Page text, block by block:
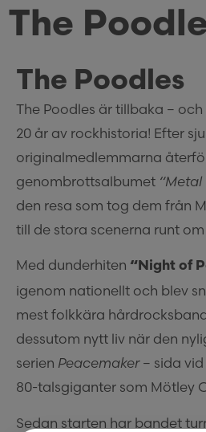
The
The Poodles
The Poodles är tillbaka –
20 år av rockhistoria! Efter
originalmedlemmarna
genombrottsalbumet “Metal
den resa som tog dem från
till de stora scenerna runt
Med dunderhiten “Night of
igenom nationellt och blev
mest folkkära
dessutom nytt liv när den
serien Peacemaker– sida vid
80-talsgiganter som Mötley
Sedan starten har bandet